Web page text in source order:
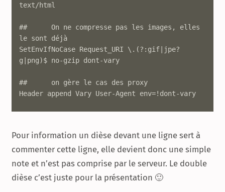
text/html
##	On ne compresse pas les images, elles
le sont déjà
SetEnvIfNoCase Request_URI \.(?:gif|jpe?
g|png)$ no-gzip dont-vary
##	on gère le cas des proxy
Header append Vary User-Agent env=!dont-vary
Pour information un dièse devant une ligne sert à
commenter cette ligne, elle devient donc une simple
note et n’est pas comprise par le serveur. Le double
dièse c’est juste pour la présentation 🙂